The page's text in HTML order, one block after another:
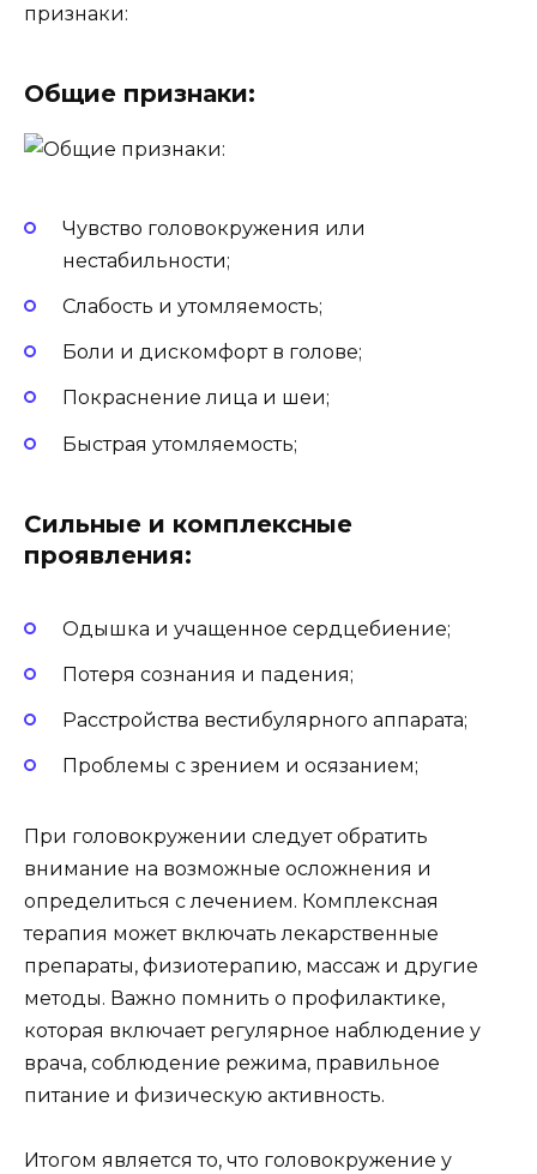
признаки:
Общие признаки:
Чувство головокружения или
нестабильности;
Слабость и утомляемость;
Боли и дискомфорт в голове;
Покраснение лица и шеи;
Быстрая утомляемость;
Сильные и комплексные
проявления:
Одышка и учащенное сердцебиение;
Потеря сознания и падения;
Расстройства вестибулярного аппарата;
Проблемы с зрением и осязанием;
При головокружении следует обратить
внимание на возможные осложнения и
определиться с лечением. Комплексная
терапия может включать лекарственные
препараты, физиотерапию, массаж и другие
методы. Важно помнить о профилактике,
которая включает регулярное наблюдение у
врача, соблюдение режима, правильное
питание и физическую активность.
Итогом является то, что головокружение у